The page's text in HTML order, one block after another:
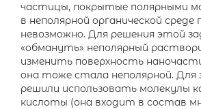
частицы, покрытые полярными
в неполярной органической среде
невозможно. Для решения этой
«обмануть» неполярный
изменить поверхность
она тоже стала неполярной. Для
решили использовать молекулы
кислоты (она входит в состав